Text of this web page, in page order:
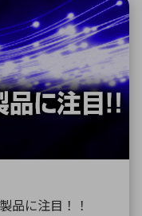
品に注目！！